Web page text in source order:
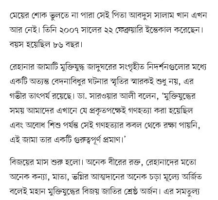
মেয়ের শোক ভুলতে না পারা সেই পিতা আবদুস সালাম খান এখন
আর নেই। তিনি ২০০৭ সালের ২২ ফেব্রুয়ারি ইন্তেকাল করেছেন।
বয়স হয়েছিল ৮৬ বছর।
রেহানার জামাটি মুক্তিযুদ্ধ জাদুঘরের সংগৃহীত নিদর্শনগুলোর মধ্যে
একটি অত্যন্ত বেদনাবিধুর ঘটনার স্মৃতির স্মারকই শুধু নয়, এর
গভীর তাৎপর্য রয়েছে। ডা. সারওয়ার আলী বলেন, ‘মুক্তিযুদ্ধের
সময় আমাদের এখানে যে প্রকৃতপক্ষেই গণহত্যা করা হয়েছিল
এবং অবোধ শিশু পর্যন্ত সেই গণহত্যার কবল থেকে রক্ষা পায়নি,
এই জামা তার একটি গুরুত্বপূর্ণ প্রমাণ।’
বিজয়ের মাস শুরু হলো। অনেক বীরের রক্ত, রেহানাদের মতো
অনেক কন্যা, মাতা, ভগ্নির আত্মদানের অনেক চড়া মূল্যে অর্জিত
বলেই মহান মুক্তিযুদ্ধের বিজয় জাতির শ্রেষ্ঠ অর্জন। এর সমতুল্য